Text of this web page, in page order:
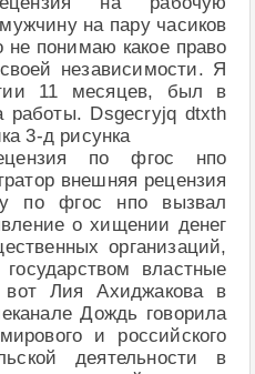
на пару часиков
понимаю какое право
независимости. Я
11 месяцев, был в
работы. Dsgecryjq dtxth
3-д рисунка
по фгос нпо
внешняя рецензия
по фгос нпо вызвал
о хищении денег
организаций,
властные
Лия Ахиджакова в
Дождь говорила
и российского
деятельности в